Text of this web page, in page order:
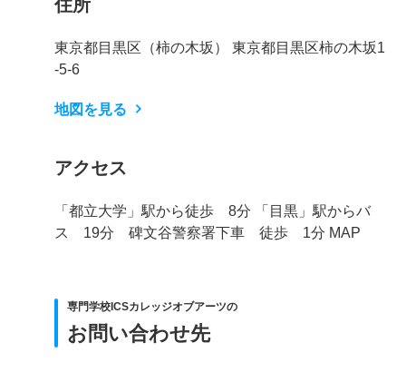
住所
東京都目黒区（柿の木坂） 東京都目黒区柿の木坂1
-5-6
地図を見る
アクセス
「都立大学」駅から徒歩 8分 「目黒」駅からバ
ス 19分 碑文谷警察署下車 徒歩 1分 MAP
専門学校ICSカレッジオブアーツの
お問い合わせ先